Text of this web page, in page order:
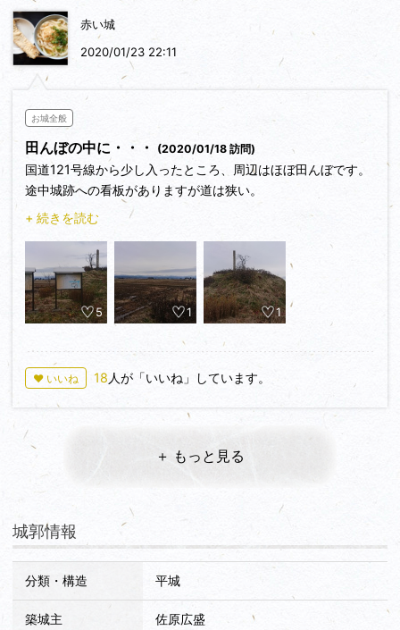
赤い城
2020/01/23 22:11
お城全般
田んぼの中に・・・ (2020/01/18 訪問)
国道121号線から少し入ったところ、周辺はほぼ田んぼです。
途中城跡への看板がありますが道は狭い。
矢印に沿って進むと城跡がありました。
その他は破壊され、田んぼになっています。
遠くに磐梯山を望め、見晴らしは良かったです。
+ 続きを読む
5 1 1
♥ いいね 18 人が「いいね」しています。
＋ もっと見る
城郭情報
分類・構造 平城
築城主 佐原広盛